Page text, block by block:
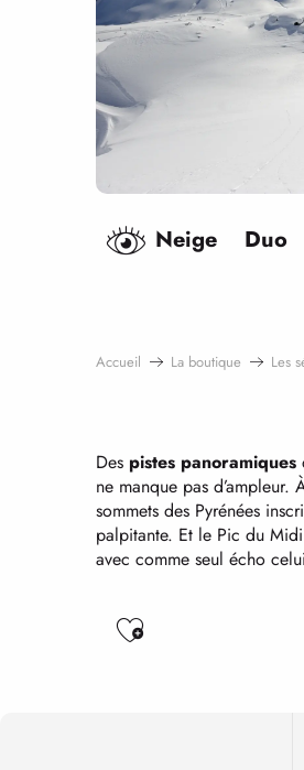
Neige Duo
Accueil La boutique Les
Des pistes panoramiques
ne manque pas d’ampleur.
sommets des Pyrénées
palpitante. Et le Pic du
avec comme seul écho
Ajouter aux